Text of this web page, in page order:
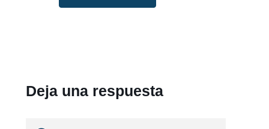
Deja una respuesta